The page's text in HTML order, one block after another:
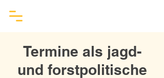
Termine als jagd-
und forstpolitische